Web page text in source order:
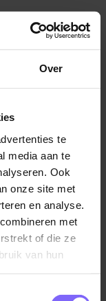
Over
te
media aan te
Ook
onze site met
en analyse.
met
of die ze
van hun
Kijk snel
snel bij deze